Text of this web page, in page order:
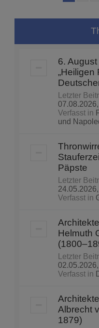
6.
„Heiligen
Letzter
Verfasst in
und
Päpste
Letzter
24.05.2026,
Verfasst in
Helmuth
Letzter
Verfasst in
Albrecht
1879)